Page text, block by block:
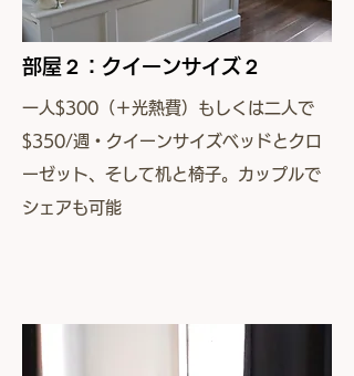
部屋２：クイーンサイズ２
一人$300（＋光熱費）もしくは二人で
$350/週・クイーンサイズベッドとクロ
ーゼット、そして机と椅子。カップルで
シェアも可能